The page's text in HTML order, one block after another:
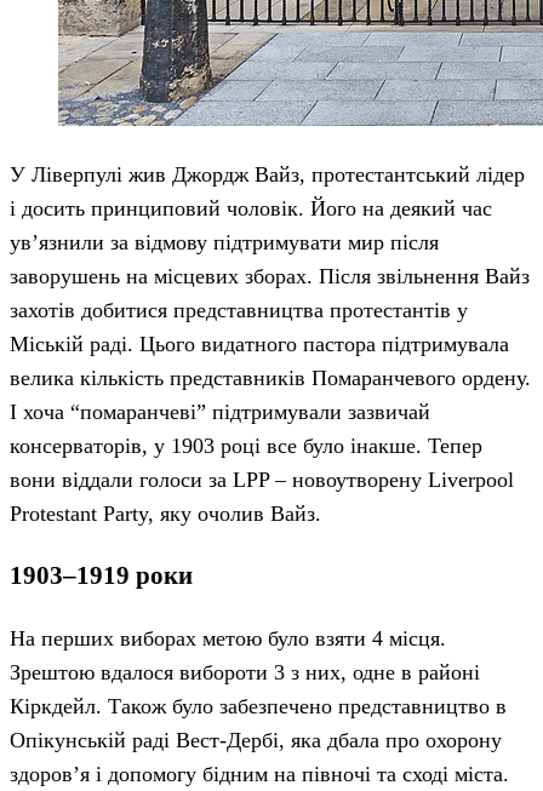
У Ліверпулі жив Джордж Вайз, протестантський лідер
і досить принциповий чоловік. Його на деякий час
ув’язнили за відмову підтримувати мир після
заворушень на місцевих зборах. Після звільнення Вайз
захотів добитися представництва протестантів у
Міській раді. Цього видатного пастора підтримувала
велика кількість представників Помаранчевого ордену.
І хоча “помаранчеві” підтримували зазвичай
консерваторів, у 1903 році все було інакше. Тепер
вони віддали голоси за LPP – новоутворену Liverpool
Protestant Party, яку очолив Вайз.
1903–1919 роки
На перших виборах метою було взяти 4 місця.
Зрештою вдалося вибороти 3 з них, одне в районі
Кіркдейл. Також було забезпечено представництво в
Опікунській раді Вест-Дербі, яка дбала про охорону
здоров’я і допомогу бідним на півночі та сході міста.